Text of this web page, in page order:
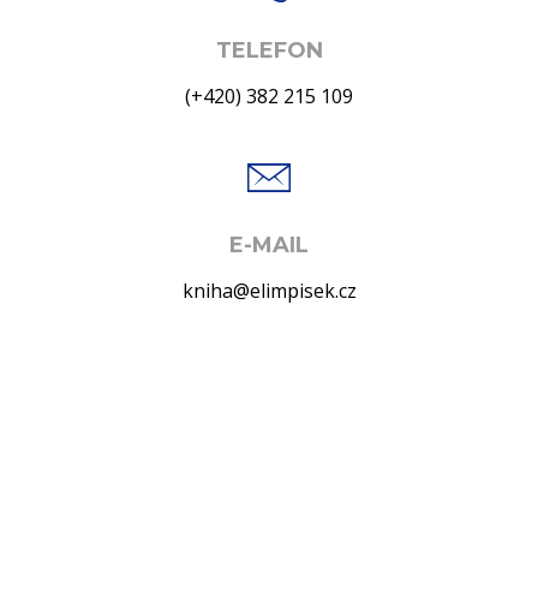
TELEFON
(+420) 382 215 109
E-MAIL
kniha@elimpisek.cz